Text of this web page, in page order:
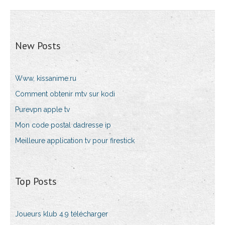
New Posts
Www, kissanime.ru
Comment obtenir mtv sur kodi
Purevpn apple tv
Mon code postal dadresse ip
Meilleure application tv pour firestick
Top Posts
Joueurs klub 4.9 télécharger